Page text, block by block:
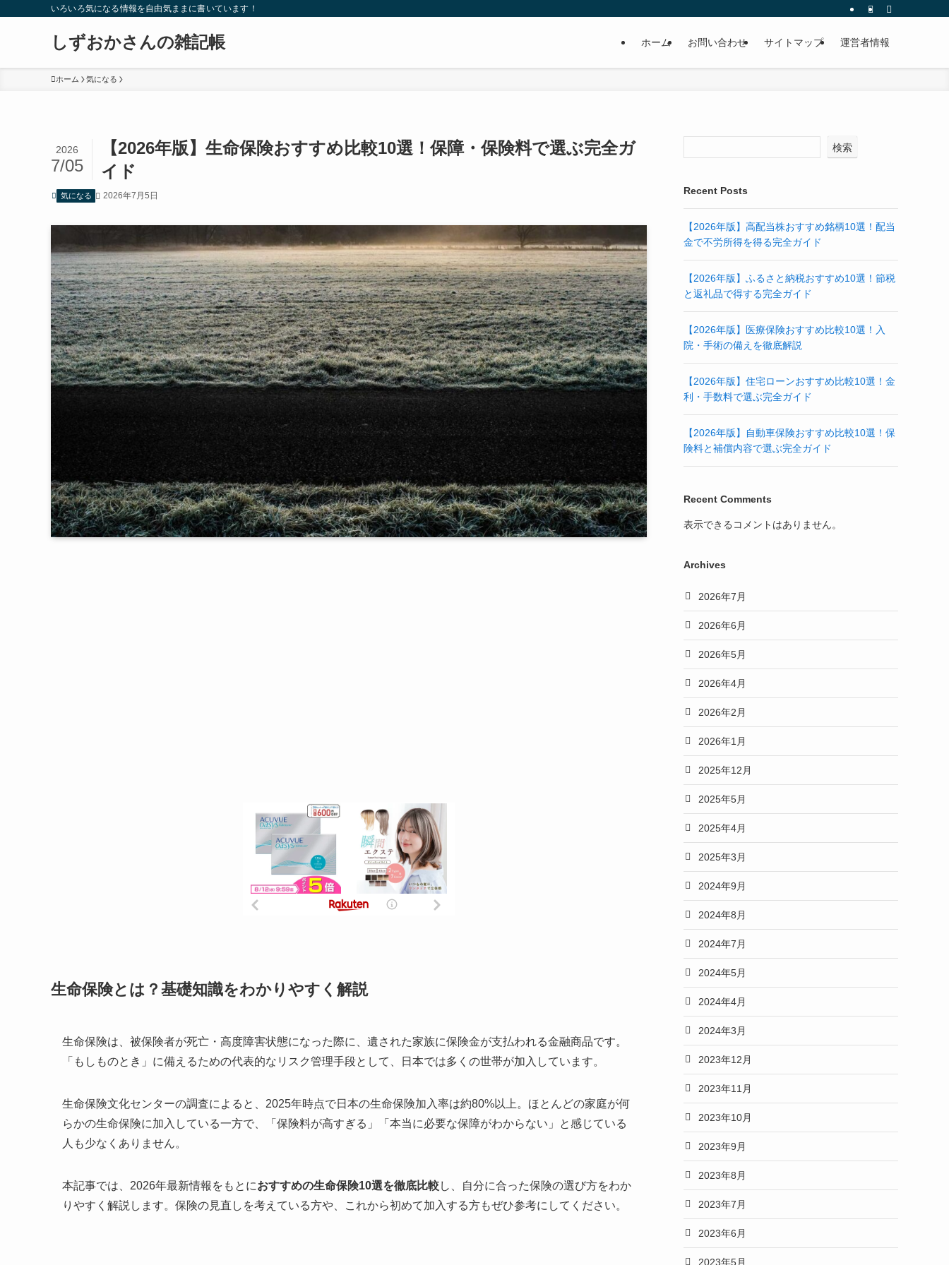
いろいろ気になる情報を自由気ままに書いています！
しずおかさんの雑記帳 ホーム お問い合わせ サイトマップ 運営者情報
ホーム 気になる
【2026年版】生命保険おすすめ比較10選！保障・保険料で選ぶ完全ガ
イド
2026
7/05
気になる 2026年7月5日
生命保険とは？基礎知識をわかりやすく解説
生命保険は、被保険者が死亡・高度障害状態になった際に、遺された家族に保険金が支払われる金融商品です。
「もしものとき」に備えるための代表的なリスク管理手段として、日本では多くの世帯が加入しています。
生命保険文化センターの調査によると、2025年時点で日本の生命保険加入率は約80%以上。ほとんどの家庭が何
らかの生命保険に加入している一方で、「保険料が高すぎる」「本当に必要な保障がわからない」と感じている
人も少なくありません。
本記事では、2026年最新情報をもとにおすすめの生命保険10選を徹底比較し、自分に合った保険の選び方をわか
りやすく解説します。保険の見直しを考えている方や、これから初めて加入する方もぜひ参考にしてください。
検索
Recent Posts
【2026年版】高配当株おすすめ銘柄10選！配当
金で不労所得を得る完全ガイド
【2026年版】ふるさと納税おすすめ10選！節税
と返礼品で得する完全ガイド
【2026年版】医療保険おすすめ比較10選！入
院・手術の備えを徹底解説
【2026年版】住宅ローンおすすめ比較10選！金
利・手数料で選ぶ完全ガイド
【2026年版】自動車保険おすすめ比較10選！保
険料と補償内容で選ぶ完全ガイド
Recent Comments
表示できるコメントはありません。
Archives
2026年7月
2026年6月
2026年5月
2026年4月
2026年2月
2026年1月
2025年12月
2025年5月
2025年4月
2025年3月
2024年9月
2024年8月
2024年7月
2024年5月
2024年4月
2024年3月
2023年12月
2023年11月
2023年10月
2023年9月
2023年8月
2023年7月
2023年6月
2023年5月